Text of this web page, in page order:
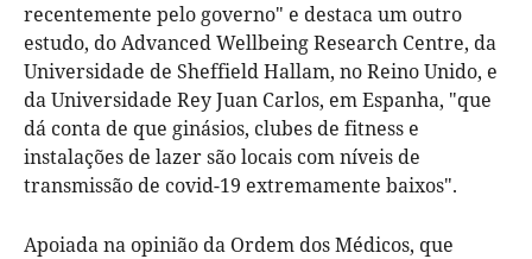
recentemente pelo governo" e destaca um outro
estudo, do Advanced Wellbeing Research Centre, da
Universidade de Sheffield Hallam, no Reino Unido, e
da Universidade Rey Juan Carlos, em Espanha, "que
dá conta de que ginásios, clubes de fitness e
instalações de lazer são locais com níveis de
transmissão de covid-19 extremamente baixos".
Apoiada na opinião da Ordem dos Médicos, que